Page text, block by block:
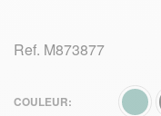
Ref. M873877
COULEUR